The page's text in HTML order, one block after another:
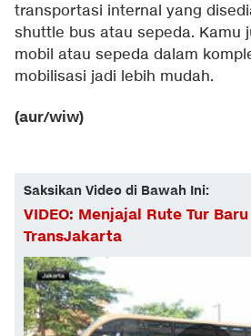
transportasi internal yang
shuttle bus atau sepeda. Kamu
mobil atau sepeda dalam
mobilisasi jadi lebih mudah.
(aur/wiw)
Saksikan Video di Bawah Ini:
VIDEO: Menjajal Rute Tur
TransJakarta